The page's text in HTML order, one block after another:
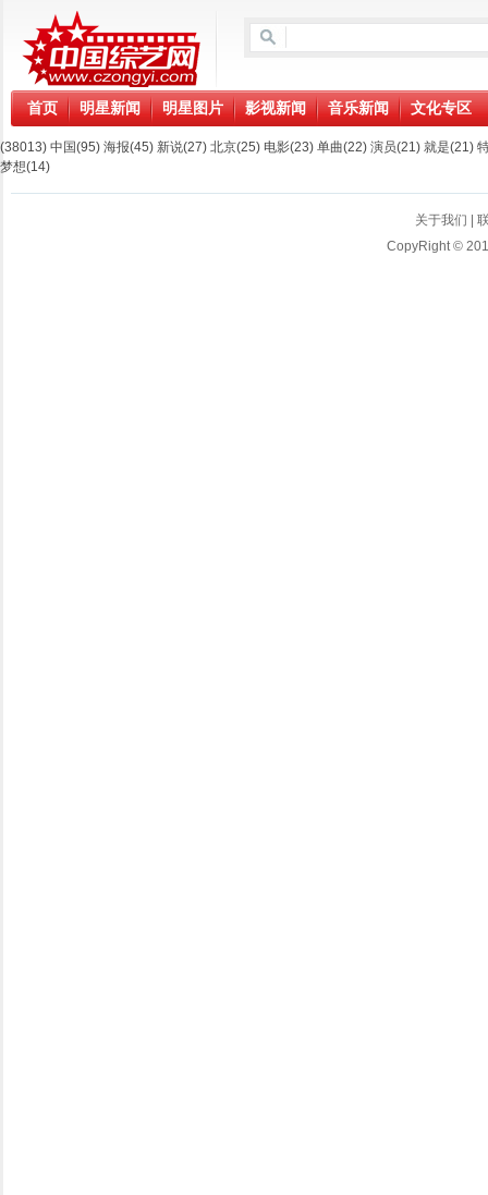
首页 明星新闻 明星图片 影视新闻 音乐新闻 文化专区
(38013) 中国(95) 海报(45) 新说(27) 北京(25) 电影(23) 单曲(22) 演员(21) 就是(21)
梦想(14)
关于我们
CopyRight ©